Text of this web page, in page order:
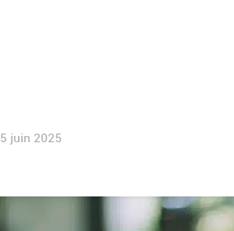
5 juin 2025